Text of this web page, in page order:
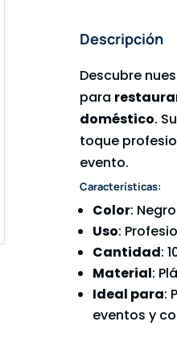
Descripción
Descubre
para
doméstico.
toque
evento.
Características:
Color: Negro
Uso:
Cantidad:
Material:
Ideal para:
eventos y